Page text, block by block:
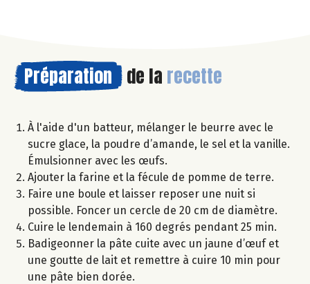
Préparation de la recette
À l'aide d'un batteur, mélanger le beurre avec le
sucre glace, la poudre d’amande, le sel et la vanille.
Émulsionner avec les œufs.
Ajouter la farine et la fécule de pomme de terre.
Faire une boule et laisser reposer une nuit si
possible. Foncer un cercle de 20 cm de diamètre.
Cuire le lendemain à 160 degrés pendant 25 min.
Badigeonner la pâte cuite avec un jaune d’œuf et
une goutte de lait et remettre à cuire 10 min pour
une pâte bien dorée.